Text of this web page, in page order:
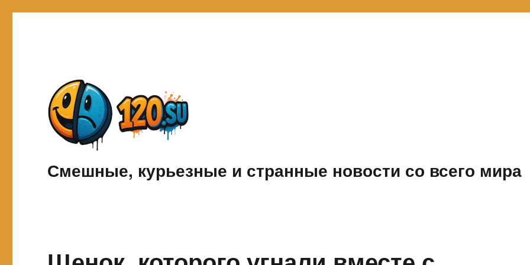
Смешные, курьезные и странные новости со всего мира